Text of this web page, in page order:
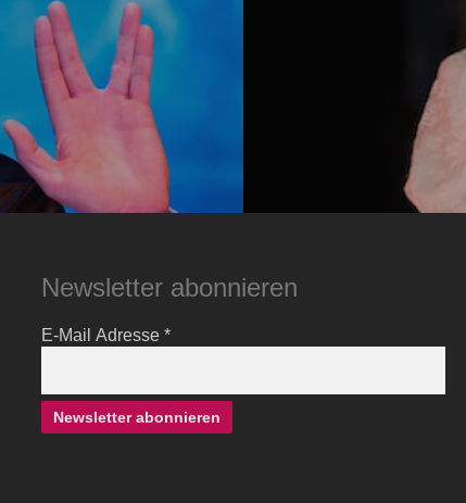
Newsletter abonnieren
E-Mail Adresse *